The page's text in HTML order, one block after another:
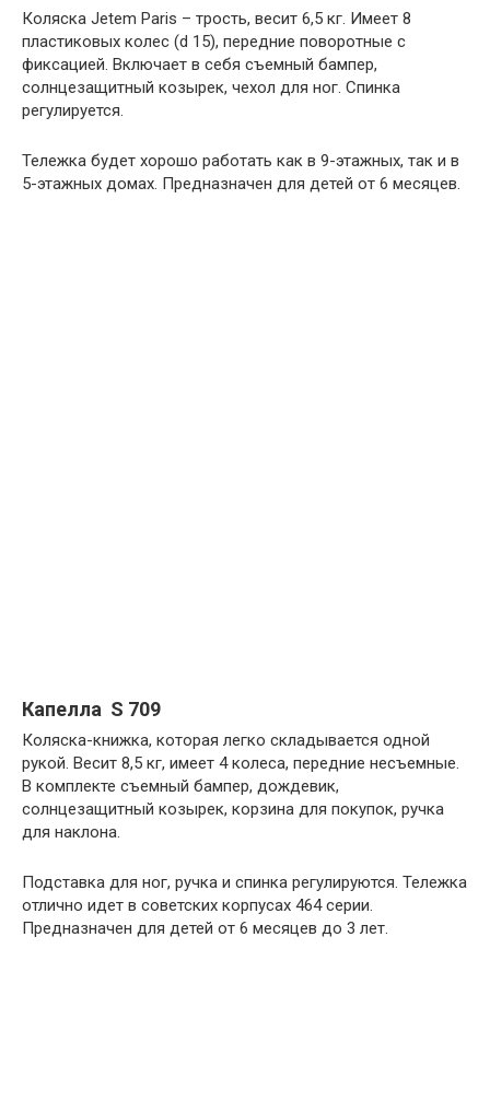
Коляска Jetem Paris – трость, весит 6,5 кг. Имеет 8
пластиковых колес (d 15), передние поворотные с
фиксацией. Включает в себя съемный бампер,
солнцезащитный козырек, чехол для ног. Спинка
регулируется.
Тележка будет хорошо работать как в 9-этажных, так и в
5-этажных домах. Предназначен для детей от 6 месяцев.
Капелла S 709
Коляска-книжка, которая легко складывается одной
рукой. Весит 8,5 кг, имеет 4 колеса, передние несъемные.
В комплекте съемный бампер, дождевик,
солнцезащитный козырек, корзина для покупок, ручка
для наклона.
Подставка для ног, ручка и спинка регулируются. Тележка
отлично идет в советских корпусах 464 серии.
Предназначен для детей от 6 месяцев до 3 лет.